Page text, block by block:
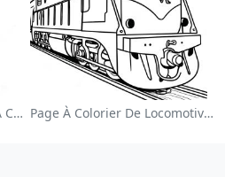
Chase Pat'patrouille Page À Colorier Page À Colorier De Locomotive Colorée